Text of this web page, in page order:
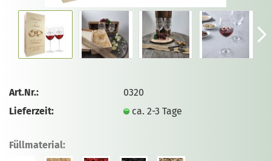
Art.Nr.:
0320
Lieferzeit:
ca. 2-3 Tage
Füllmaterial: